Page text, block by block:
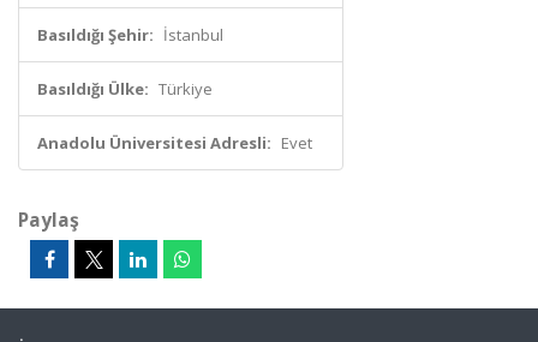
Basıldığı Şehir: İstanbul
Basıldığı Ülke: Türkiye
Anadolu Üniversitesi Adresli: Evet
Paylaş